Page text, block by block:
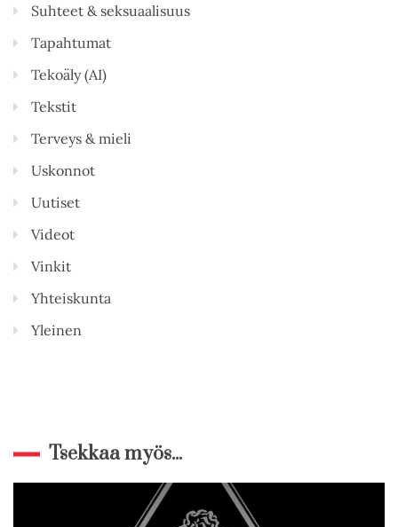
Suhteet & seksuaalisuus
Tapahtumat
Tekoäly (AI)
Tekstit
Terveys & mieli
Uskonnot
Uutiset
Videot
Vinkit
Yhteiskunta
Yleinen
Tsekkaa myös...